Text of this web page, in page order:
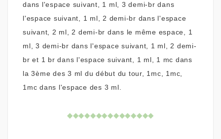
dans l'espace suivant, 1 ml, 3 demi-br dans
l'espace suivant, 1 ml, 2 demi-br dans l'espace
suivant, 2 ml, 2 demi-br dans le même espace, 1
ml, 3 demi-br dans l'espace suivant, 1 ml, 2 demi-
br et 1 br dans l'espace suivant, 1 ml, 1 mc dans
la 3ème des 3 ml du début du tour, 1mc, 1mc,
1mc dans l'espace des 3 ml.
◆◆◆◆◆◆◆◆◆◆◆◆◆◆◆